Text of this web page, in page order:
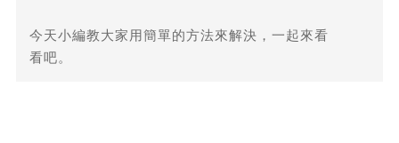
今天小編教大家用簡單的方法來解決，一起來看
看吧。